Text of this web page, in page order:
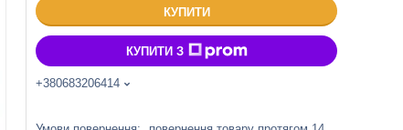
КУПИТИ
КУПИТИ З
+380683206414